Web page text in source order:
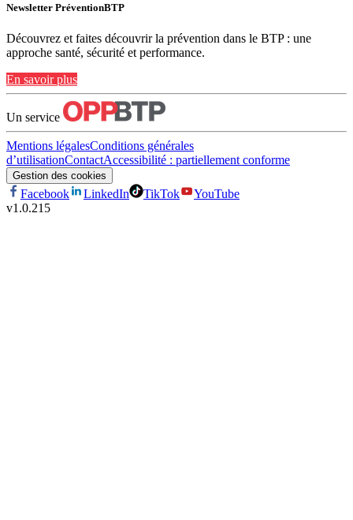
Newsletter PréventionBTP
Découvrez et faites découvrir la prévention dans le BTP : une
approche santé, sécurité et performance.
En savoir plus
Un service
Mentions légalesConditions générales
d’utilisationContactAccessibilité : partiellement conforme
Gestion des cookies
Facebook LinkedIn TikTok
YouTube
v1.0.215